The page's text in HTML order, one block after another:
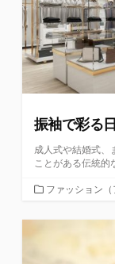
振袖で彩る
成人式や結婚式、
ことがある伝統的
カ
ゴ
ファッション（